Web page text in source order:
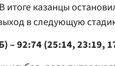
казанцы
в следующую
– 92:74 (25:14, 23:19,